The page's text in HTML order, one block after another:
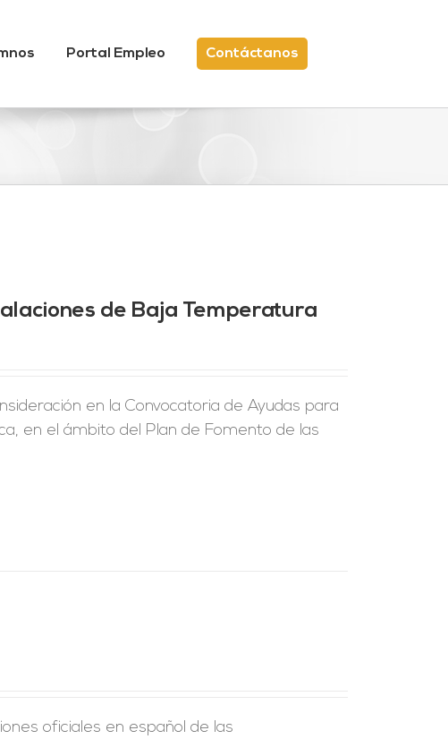
Portal Empleo Contáctanos
de Baja Temperatura
en la Convocatoria de Ayudas para
en el ámbito del Plan de Fomento de las
oficiales en español de las